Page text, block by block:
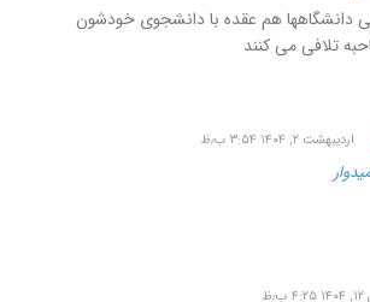
دانشگاهها هم عقده با دانشجوی خودشون
تلافی می کنند
اردیبهشت ۲, ۱۴۰۴ ۳:۵۴ ب٫ظ